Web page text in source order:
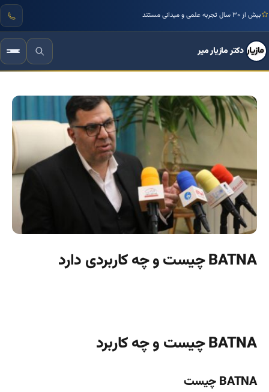
بیش از ۳۰ سال تجربه علمی و میدانی مستند
دکتر مازیار میر
BATNA چیست و چه کاربردی دارد
BATNA چیست و چه کاربرد
BATNA چیست